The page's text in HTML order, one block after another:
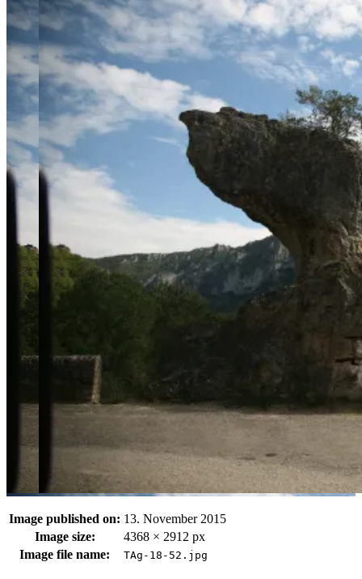
Image published on: 13. November 2015
Image size:
4368 × 2912 px
Image file name:
TAg-18-52.jpg